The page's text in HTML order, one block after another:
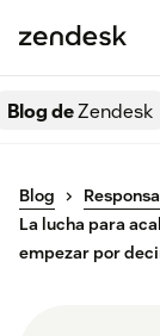
Blog deZendesk
Blog
La lucha para
empezar por